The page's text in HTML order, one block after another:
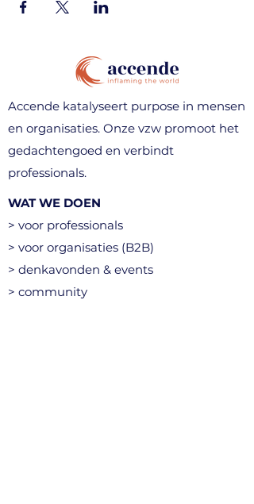
Accende katalyseert purpose in mensen
en organisaties. Onze vzw promoot het
gedachtengoed en verbindt
professionals.
WAT WE DOEN
> voor professionals
> voor organisaties (B2B)
> denkavonden & events
> community